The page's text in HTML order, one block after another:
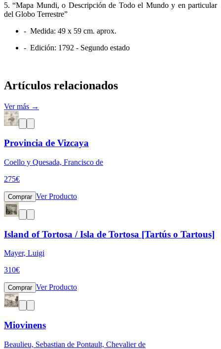
5. “Mapa Mundi, o Descripción de Todo el Mundo y en particular
del Globo Terrestre”
- Medida: 49 x 59 cm. aprox.
- Edición: 1792 - Segundo estado
Artículos relacionados
Ver más →
Provincia de Vizcaya
Coello y Quesada, Francisco de
275€
Comprar Ver Producto
Island of Tortosa / Isla de Tortosa [Tartús o Tartous]
Mayer, Luigi
310€
Comprar Ver Producto
Miovinens
Beaulieu, Sebastian de Pontault, Chevalier de